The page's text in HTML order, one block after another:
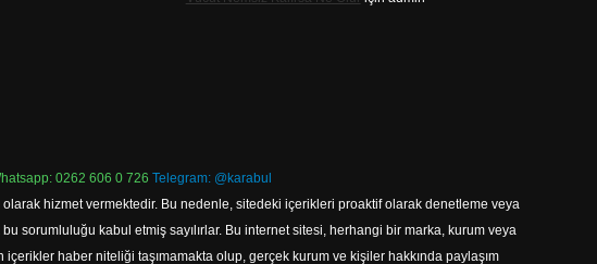
0262 606 0 726 Telegram: @karabul
hizmet vermektedir. Bu nedenle, sitedeki içerikleri proaktif olarak denetleme veya
sorumluluğu kabul etmiş sayılırlar. Bu internet sitesi, herhangi bir marka, kurum veya
içerikler haber niteliği taşımamakta olup, gerçek kurum ve kişiler hakkında paylaşım